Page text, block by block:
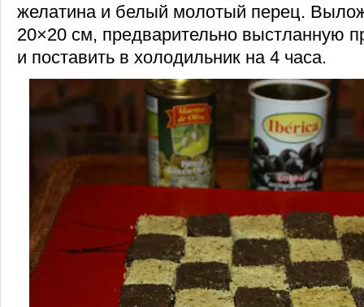
желатина и белый молотый перец.
20×20 см, предварительно выстланную
и поставить в холодильник на 4 часа.